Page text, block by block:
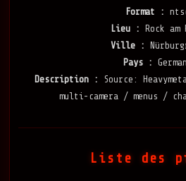
Format :
Lieu :
Rock am
Ville :
Pays :
Description :
Source:
multi-camera / menus /
Liste des